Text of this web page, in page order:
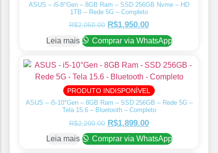
ASUS – i5-8°Gen – 8GB Ram – SSD 256GB Nvme – HD
1TB – Rede 5G – Completo
R$2,050.00 R$1,950.00
Leia mais Comprar via WhatsApp
PRODUTO INDISPONÍVEL
ASUS – i5-10°Gen – 8GB Ram – SSD 256GB – Rede 5G –
Tela 15.6 – Bluetooth – Completo
R$2,200.00 R$1,899.00
Leia mais Comprar via WhatsApp